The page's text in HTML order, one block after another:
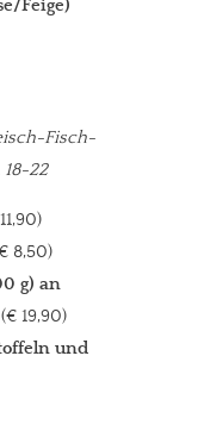
Feige)
Fisch-
22
8,50)
g) an
(€ 19,90)
und